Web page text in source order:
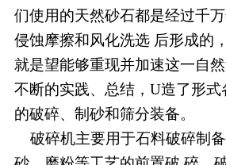
们使用的天然砂石都是经过千万
侵蚀摩擦和风化洗选 后形成的
就是望能够重现并加速这一自
不断的实践、总结，U造了形
的破碎、制砂和筛分装备。
破碎机主要用于石料破碎制备